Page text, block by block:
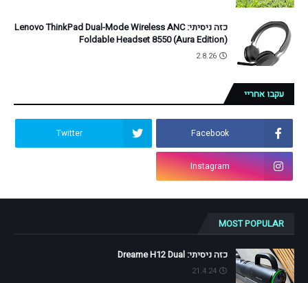
כזה ניסיתי: Lenovo ThinkPad Dual-Mode Wireless ANC
Foldable Headset 8550 (Aura Edition)
2.8.26
עקבו אחריי
Facebook
Twitter
Instagram
MOST POPULAR
כזה ניסיתי: Dreame H12 Dual
21.4.24